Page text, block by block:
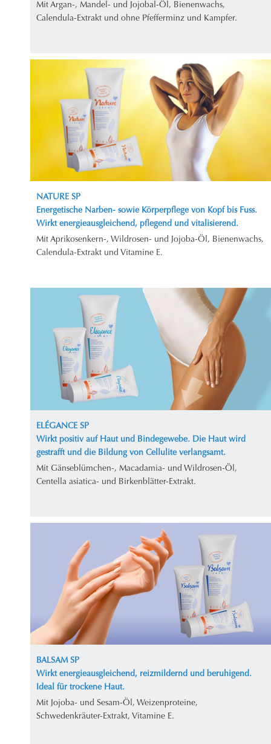
Mit Argan-, Mandel- und Jojobal-Öl, Bienenwachs,
Calendula-Extrakt und ohne Pfefferminz und Kampfer.
NATURE SP
Energetische Narben- sowie Körperpflege von Kopf bis Fuss.
Wirkt energieausgleichend, pflegend und vitalisierend.
Mit Aprikosenkern-, Wildrosen- und Jojoba-Öl, Bienenwachs,
Calendula-Extrakt und Vitamine E.
ELÉGANCE SP
Wirkt positiv auf Haut und Bindegewebe. Die Haut wird
gestrafft und die Bildung von Cellulite verlangsamt.
Mit Gänseblümchen-, Macadamia- und Wildrosen-Öl,
Centella asiatica- und Birkenblätter-Extrakt.
BALSAM SP
Wirkt energieausgleichend, reizmildernd und beruhigend.
Ideal für trockene Haut.
Mit Jojoba- und Sesam-Öl, Weizenproteine,
Schwedenkräuter-Extrakt, Vitamine E.